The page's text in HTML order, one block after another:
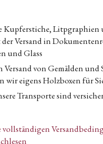
Kupferstiche, Litpgraphien
Versand in
und Glass
Versand von Gemälden
wir eigens Holzboxen für
Transporte sind
vollständigen